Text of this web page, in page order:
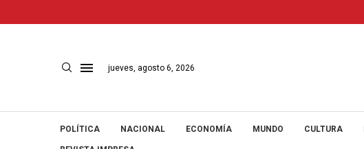
jueves, agosto 6, 2026
POLÍTICA NACIONAL ECONOMÍA MUNDO CULTURA